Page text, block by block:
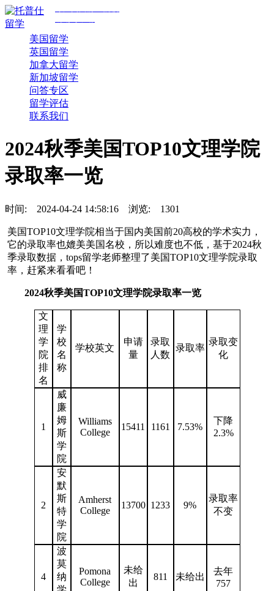
美国留学
英国留学
加拿大留学
新加坡留学
问答专区
留学评估
联系我们
2024秋季美国TOP10文理学院
录取率一览
时间: 2024-04-24 14:58:16 浏览: 1301
美国TOP10文理学院相当于国内美国前20高校的学术实力，
它的录取率也媲美美国名校，所以难度也不低，基于2024秋
季录取数据，tops留学老师整理了美国TOP10文理学院录取
率，赶紧来看看吧！
2024秋季美国TOP10文理学院录取率一览
文
理
学
院
排
名
学
校
名
称
学校英文
申请
量
录取
人数
录取率
录取变
化
1
威
廉
姆
斯
学
院
Williams
College
15411 1161 7.53%
下降
2.3%
2
安
默
斯
特
学
院
Amherst
College
13700 1233 9%
录取率
不变
4
波
莫
纳
Pomona
College
未给
出
811 未给出
去年
757